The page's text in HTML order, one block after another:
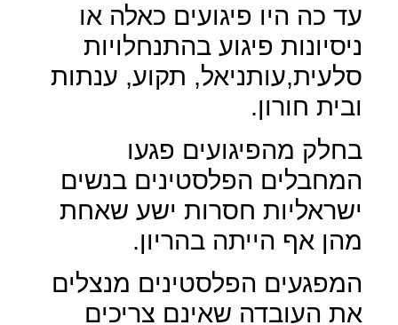
עד כה היו פיגועים כאלה או
ניסיונות פיגוע בהתנחלויות
סלעית,עותניאל, תקוע, ענתות
ובית חורון.
בחלק מהפיגועים פגעו
המחבלים הפלסטינים בנשים
ישראליות חסרות ישע שאחת
מהן אף הייתה בהריון.
המפגעים הפלסטינים מנצלים
את העובדה שאינם צריכים